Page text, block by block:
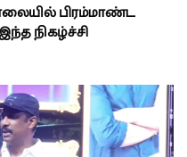
பிரம்மாண்ட
நிகழ்ச்சி